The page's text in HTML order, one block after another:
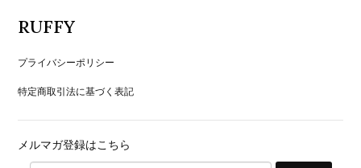
RUFFY
プライバシーポリシー
特定商取引法に基づく表記
メルマガ登録はこちら